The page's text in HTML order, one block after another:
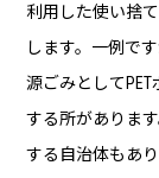
利用した使い捨
します。一例で
源ごみとして
する所がありま
する自治体もあ